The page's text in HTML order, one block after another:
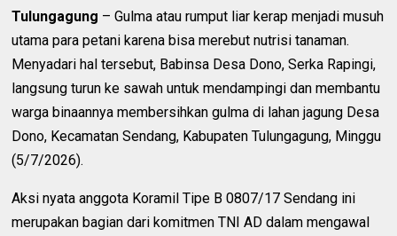
Tulungagung – Gulma atau rumput liar kerap menjadi musuh
utama para petani karena bisa merebut nutrisi tanaman.
Menyadari hal tersebut, Babinsa Desa Dono, Serka Rapingi,
langsung turun ke sawah untuk mendampingi dan membantu
warga binaannya membersihkan gulma di lahan jagung Desa
Dono, Kecamatan Sendang, Kabupaten Tulungagung, Minggu
(5/7/2026).
Aksi nyata anggota Koramil Tipe B 0807/17 Sendang ini
merupakan bagian dari komitmen TNI AD dalam mengawal